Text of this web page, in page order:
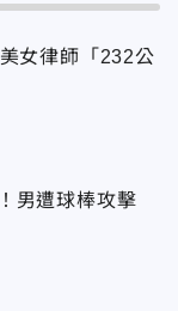
女律師「232公
男遭球棒攻擊